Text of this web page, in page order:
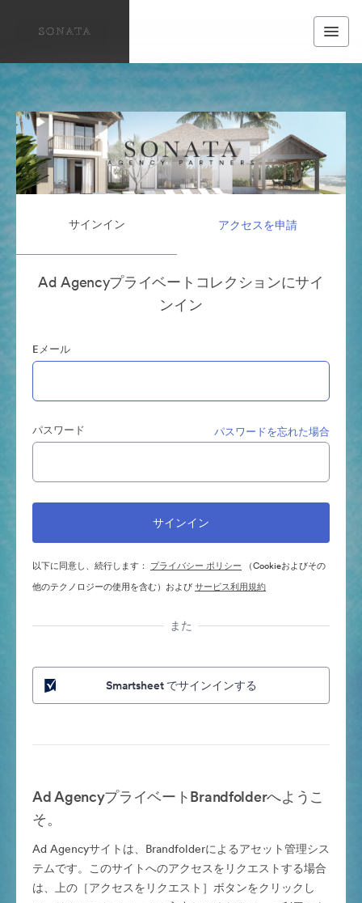
サインイン アクセスを申請
Ad Agencyプライベートコレクションにサイ
ンイン
Eメール
パスワード パスワードを忘れた場合
以下に同意し、続行します： プライバシー ポリシー （Cookieおよびその
他のテクノロジーの使用を含む）およびサービス利用規約
また
Smartsheet でサインインする
Ad AgencyプライベートBrandfolderへようこ
そ。
Ad Agencyサイトは、Brandfolderによるアセット管理シス
テムです。このサイトへのアクセスをリクエストする場合
は、上の［アクセスをリクエスト］ボタンをクリックし